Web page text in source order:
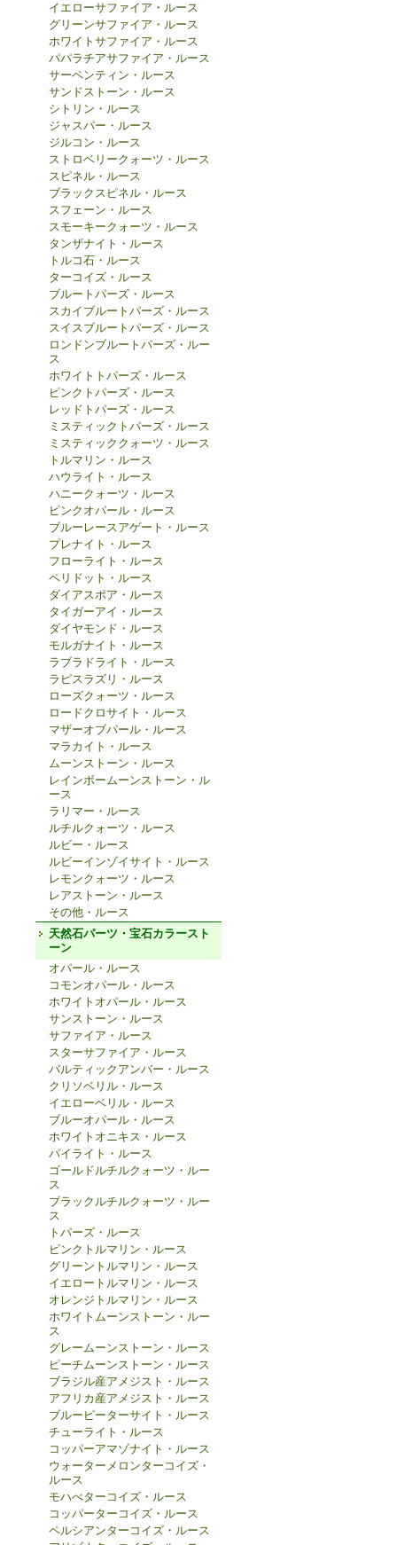
イエローサファイア・ルース
グリーンサファイア・ルース
ホワイトサファイア・ルース
パパラチアサファイア・ルース
サーペンティン・ルース
サンドストーン・ルース
シトリン・ルース
ジャスパー・ルース
ジルコン・ルース
ストロベリークォーツ・ルース
スピネル・ルース
ブラックスピネル・ルース
スフェーン・ルース
スモーキークォーツ・ルース
タンザナイト・ルース
トルコ石・ルース
ターコイズ・ルース
ブルートパーズ・ルース
スカイブルートパーズ・ルース
スイスブルートパーズ・ルース
ロンドンブルートパーズ・ルー
ス
ホワイトトパーズ・ルース
ピンクトパーズ・ルース
レッドトパーズ・ルース
ミスティックトパーズ・ルース
ミスティッククォーツ・ルース
トルマリン・ルース
ハウライト・ルース
ハニークォーツ・ルース
ピンクオパール・ルース
ブルーレースアゲート・ルース
プレナイト・ルース
フローライト・ルース
ペリドット・ルース
ダイアスポア・ルース
タイガーアイ・ルース
ダイヤモンド・ルース
モルガナイト・ルース
ラブラドライト・ルース
ラピスラズリ・ルース
ローズクォーツ・ルース
ロードクロサイト・ルース
マザーオブパール・ルース
マラカイト・ルース
ムーンストーン・ルース
レインボームーンストーン・ル
ース
ラリマー・ルース
ルチルクォーツ・ルース
ルビー・ルース
ルビーインゾイサイト・ルース
レモンクォーツ・ルース
レアストーン・ルース
その他・ルース
天然石パーツ・宝石カラースト
ーン
オパール・ルース
コモンオパール・ルース
ホワイトオパール・ルース
サンストーン・ルース
サファイア・ルース
スターサファイア・ルース
バルティックアンバー・ルース
クリソベリル・ルース
イエローベリル・ルース
ブルーオパール・ルース
ホワイトオニキス・ルース
パイライト・ルース
ゴールドルチルクォーツ・ルー
ス
ブラックルチルクォーツ・ルー
ス
トパーズ・ルース
ピンクトルマリン・ルース
グリーントルマリン・ルース
イエロートルマリン・ルース
オレンジトルマリン・ルース
ホワイトムーンストーン・ルー
ス
グレームーンストーン・ルース
ピーチムーンストーン・ルース
ブラジル産アメジスト・ルース
アフリカ産アメジスト・ルース
ブルーピーターサイト・ルース
チューライト・ルース
コッパーアマゾナイト・ルース
ウォーターメロンターコイズ・
ルース
モハべターコイズ・ルース
コッパーターコイズ・ルース
ペルシアンターコイズ・ルース